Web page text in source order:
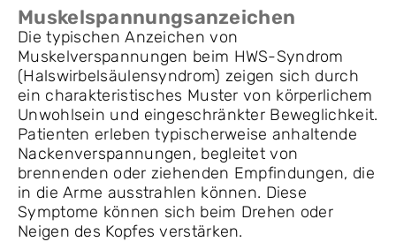
Muskelspannungsanzeichen
Die typischen Anzeichen von
Muskelverspannungen beim HWS-Syndrom
(Halswirbelsäulensyndrom) zeigen sich durch
ein charakteristisches Muster von körperlichem
Unwohlsein und eingeschränkter Beweglichkeit.
Patienten erleben typischerweise anhaltende
Nackenverspannungen, begleitet von
brennenden oder ziehenden Empfindungen, die
in die Arme ausstrahlen können. Diese
Symptome können sich beim Drehen oder
Neigen des Kopfes verstärken.